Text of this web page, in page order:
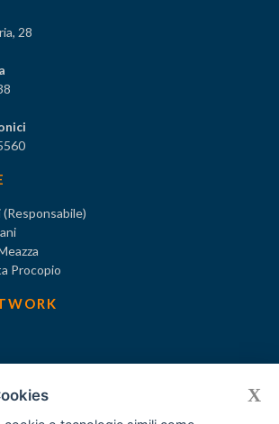
28
Procopio
socio di AODV X